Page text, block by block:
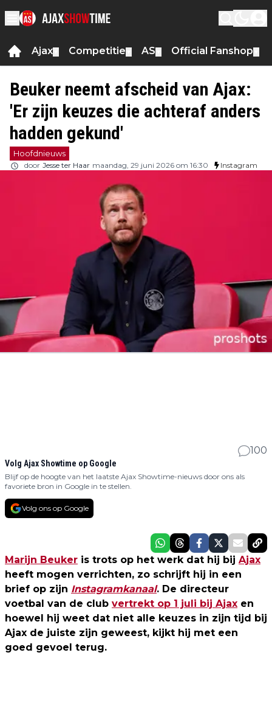
Ajax Competitie AS Official Fanshop
Beuker neemt afscheid van Ajax:
'Er zijn keuzes die achteraf anders
hadden gekund'
Hoofdnieuws
door Jesse ter Haar maandag, 29 juni 2026 om 16:30 Instagram
100
Volg Ajax Showtime op Google
Blijf op de hoogte van het laatste Ajax Showtime-nieuws door ons als
favoriete bron in Google in te stellen.
Volg ons op Google
Marijn Beuker is trots op het werk dat hij bij Ajax
heeft mogen verrichten, zo schrijft hij in een
brief op zijn Instagramkanaal. De directeur
voetbal van de club vertrekt op 1 juli bij Ajax en
hoewel hij weet dat niet alle keuzes in zijn tijd bij
Ajax de juiste zijn geweest, kijkt hij met een
goed gevoel terug.